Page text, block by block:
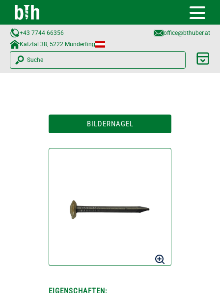
+43 7744 66356
office@bthuber.at​
Katztal 38, 5222 Munderfing
Suche
BILDERNAGEL
EIGENSCHAFTEN: